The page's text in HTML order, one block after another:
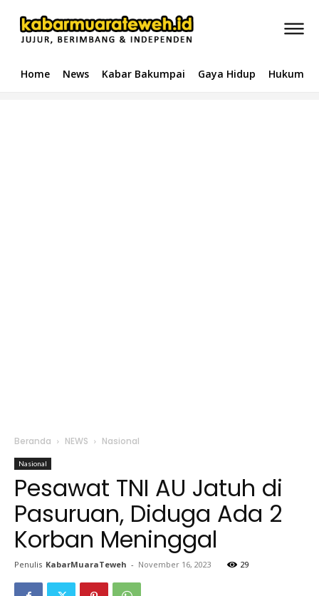
Home News Kabar Bakumpai Gaya Hidup Hukum &
Beranda NEWS Nasional
Nasional
Pesawat TNI AU Jatuh di
Pasuruan, Diduga Ada 2
Korban Meninggal
Penulis KabarMuaraTeweh - November 16, 2023 29